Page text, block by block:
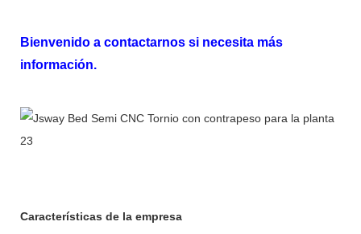
Bienvenido a contactarnos si necesita más
información.
Características de la empresa